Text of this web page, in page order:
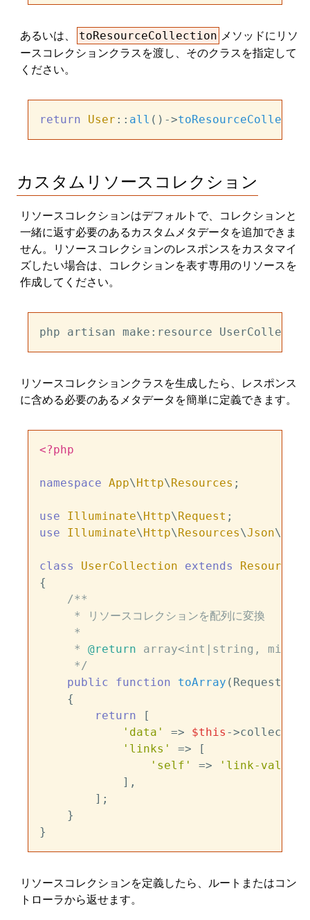
あるいは、 toResourceCollection メソッドにリソ
ースコレクションクラスを渡し、そのクラスを指定して
ください。
return User :: all ()->
カスタムリソースコレクション
リソースコレクションはデフォルトで、コレクションと
一緒に返す必要のあるカスタムメタデータを追加できま
せん。リソースコレクションのレスポンスをカスタマイ
ズしたい場合は、コレクションを表す専用のリソースを
作成してください。
リソースコレクションクラスを生成したら、レスポンス
に含める必要のあるメタデータを簡単に定義できます。
<?php
namespace App\Http\Resources ;
use Illuminate\Http\Request
use
Illuminate\Http\Resources\Json\
class UserCollection extends
{
/**
     * リソースコレクションを配列に変換
     *
     *
@return array<int|string, mixed>
     */
public
function toArray ( Request
{
return [
'data'
=> $this -
'links'
=> [
'self'
=> 'link-value'
            ],
        ];
    }
リソースコレクションを定義したら、ルートまたはコン
トローラから返せます。